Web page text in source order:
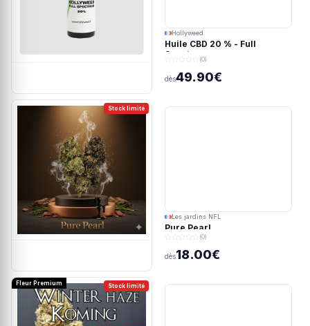
Hollyweed
Huile CBD 20 % - Full
Spectrum
(0)
dès49.90€
Stock limité
Les jardins NFL
Pure Pearl
(0)
dès18.00€
Stock limité
Fleur Premium